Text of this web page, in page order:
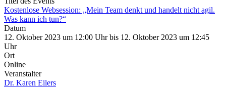
Kostenlose Websession: „Mein Team denkt und handelt nicht agil.
Was kann ich tun?“
Datum
12. Oktober 2023 um 12:00 Uhr bis 12. Oktober 2023 um 12:45
Uhr
Ort
Online
Veranstalter
Dr. Karen Eilers